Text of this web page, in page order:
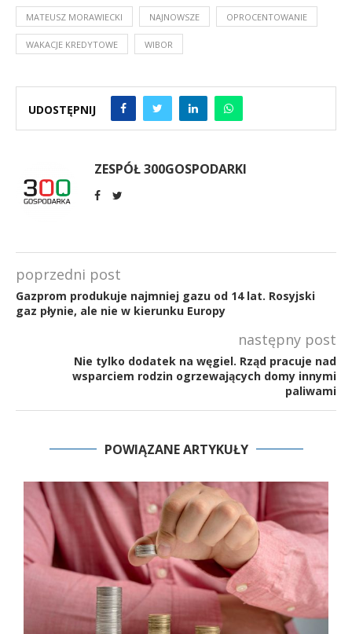
MATEUSZ MORAWIECKI NAJNOWSZE OPROCENTOWANIE
WAKACJE KREDYTOWE WIBOR
UDOSTĘPNIJ
ZESPÓŁ 300GOSPODARKI
poprzedni post
Gazprom produkuje najmniej gazu od 14 lat. Rosyjski
gaz płynie, ale nie w kierunku Europy
następny post
Nie tylko dodatek na węgiel. Rząd pracuje nad
wsparciem rodzin ogrzewających domy innymi
paliwami
POWIĄZANE ARTYKUŁY